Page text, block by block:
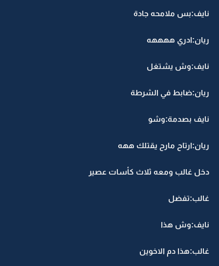
نايف:بس ملامحه جادة
ريان:ادري ههههه
نايف:وش يشتغل
ريان:ضابط في الشرطة
نايف بصدمة:وشو
ريان:ارتاح مارح يقتلك ههه
دخل غالب ومعه ثلاث كأسات عصير
غالب:تفضل
نايف:وش هذا
غالب:هذا دم الاخوين